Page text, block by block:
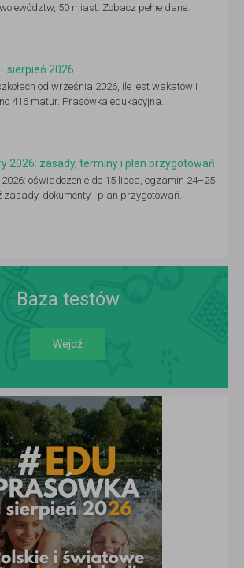
50 miast. Zobacz pełne dane.
sierpień 2026
od września 2026, ile jest wakatów i
416 matur. Prasówka edukacyjna.
2026: zasady, terminy i plan przygotowań
oświadczenie do 15 lipca, egzamin 24–25
dokumenty i plan przygotowań.
Baza testów
Wejdź